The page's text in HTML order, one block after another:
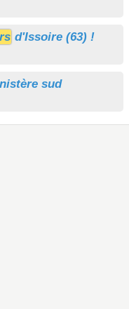
d'Issoire (63) !
sud